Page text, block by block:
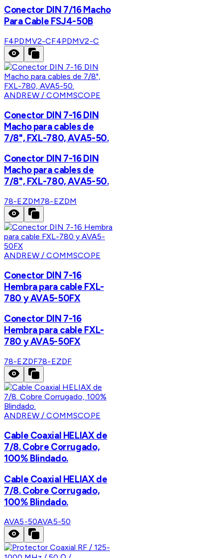
Conector DIN 7/16 Macho
Para Cable FSJ4-50B
F4PDMV2-CF4PDMV2-C
ANDREW / COMMSCOPE
Conector DIN 7-16 DIN
Macho para cables de
7/8", FXL-780, AVA5-50.
Conector DIN 7-16 DIN
Macho para cables de
7/8", FXL-780, AVA5-50.
78-EZDM78-EZDM
ANDREW / COMMSCOPE
Conector DIN 7-16
Hembra para cable FXL-
780 y AVA5-50FX
Conector DIN 7-16
Hembra para cable FXL-
780 y AVA5-50FX
78-EZDF78-EZDF
ANDREW / COMMSCOPE
Cable Coaxial HELIAX de
7/8. Cobre Corrugado,
100% Blindado.
Cable Coaxial HELIAX de
7/8. Cobre Corrugado,
100% Blindado.
AVA5-50AVA5-50